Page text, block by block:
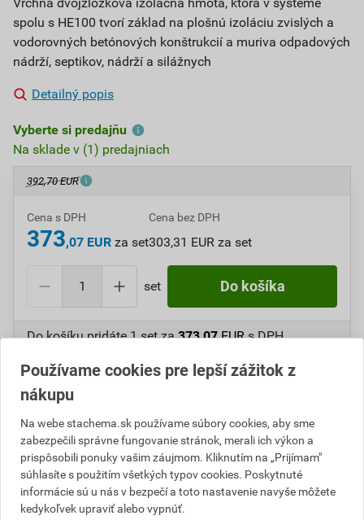
spolu s HE100 tvorí základ na plošnú izoláciu zvislých a
vodorovných betónových konštrukcií a muriva odpadových
nádrží, septikov, nádrží a silážnych
Detailný popis
Vyberte si predajňu
Na sklade v (1) predajniach
392,70 EUR
Cena s DPH
373,07 EUR za set
Cena bez DPH
303,31 EUR za set
set Do košíka
Do košíku pridáte1 setza373,07EURs DPH
Číslo položky:
Popis
Používame cookies pre lepší zážitok z
nákupu
Na webe stachema.sk používame súbory cookies, aby sme
zabezpečili správne fungovanie stránok, merali ich výkon a
prispôsobili ponuky vašim záujmom. Kliknutím na „Prijímam"
súhlasíte s použitím všetkých typov cookies. Poskytnuté
informácie sú u nás v bezpečí a toto nastavenie navyše môžete
kedykoľvek upraviť alebo vypnúť.